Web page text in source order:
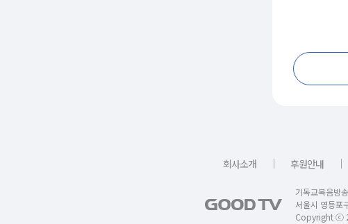
회사소개 ｜ 후원안내 ｜
기독교복음방
서울시 영등
Copyright ⓒ